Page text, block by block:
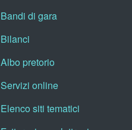
Bandi di gara
Bilanci
Albo pretorio
Servizi online
Elenco siti tematici